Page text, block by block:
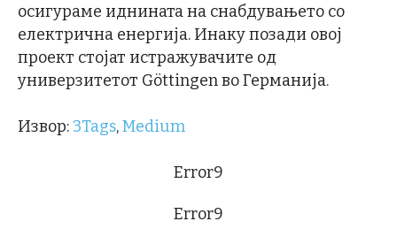
осигураме иднината на снабдувањето со
електрична енергија. Инаку позади овој
проект стојат истражувачите од
универзитетот Göttingen во Германија.
Извор:3Tags,Medium
Error9
Error9